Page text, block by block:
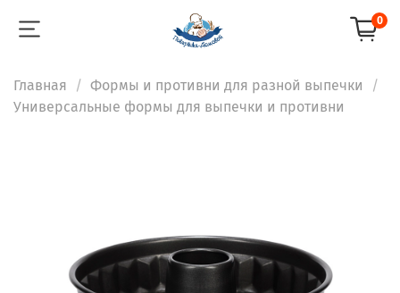
0
Главная
Формы и противни для разной выпечки
Универсальные формы для выпечки и противни